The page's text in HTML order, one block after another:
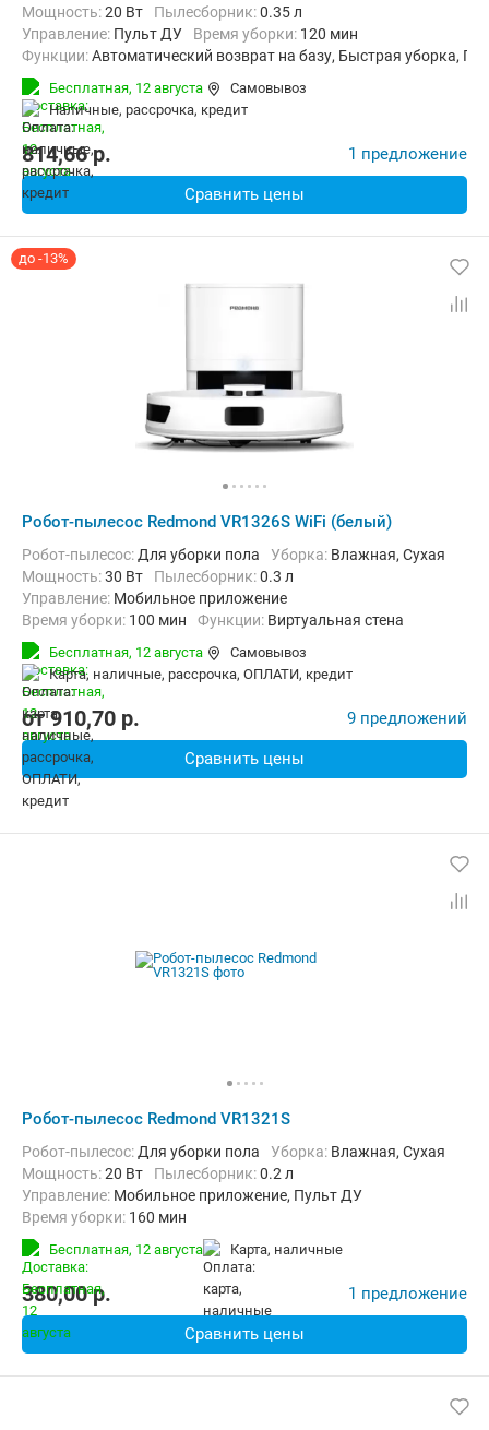
мощность:20 Вт пылесборник:0.35 л
Управление: Пульт ДУ Время уборки: 120 мин
Функции:Автоматический возврат на базу, Быстрая уборка,
Бесплатная, 12 августа
Самовывоз
наличные, рассрочка, кредит
814,66p. 1 предложение
Сравнить цены
до -13%
Робот-пылесос Redmond VR1326S WiFi (белый)
Робот-пылесос: Для уборки пола Уборка: Влажная, Сухая
мощность:30 Вт пылесборник:0.3 л
Управление: Мобильное приложение
Время уборки: 100 мин Функции: Виртуальная стена
Бесплатная, 12 августа
Самовывоз
карта, наличные, рассрочка, ОПЛАТИ, кредит
от910,70 p. 9 предложений
Сравнить цены
Робот-пылесос Redmond VR1321S
Робот-пылесос: Для уборки пола Уборка: Влажная, Сухая
мощность:20 Вт пылесборник:0.2 л
Управление: Мобильное приложение, Пульт ДУ
Время уборки: 160 мин
Функции:
Автоматический возврат на базу, Программирование
Бесплатная, 12 августа карта, наличные
380,00p. 1 предложение
Сравнить цены